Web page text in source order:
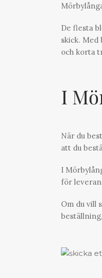
De flesta
skick.
och korta
I
När du
att du
I
för
Om du vill